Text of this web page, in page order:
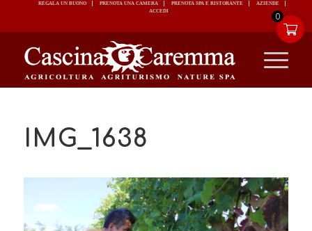
0
REGALA UN BUONO PRENOTA UNA CAMERA PRENOTA SPA E RISTORANTE
IMG_1638